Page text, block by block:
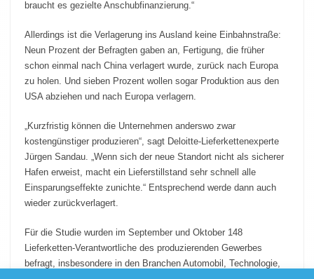
braucht es gezielte Anschubfinanzierung.“
Allerdings ist die Verlagerung ins Ausland keine Einbahnstraße:
Neun Prozent der Befragten gaben an, Fertigung, die früher
schon einmal nach China verlagert wurde, zurück nach Europa
zu holen. Und sieben Prozent wollen sogar Produktion aus den
USA abziehen und nach Europa verlagern.
„Kurzfristig können die Unternehmen anderswo zwar
kostengünstiger produzieren“, sagt Deloitte-Lieferkettenexperte
Jürgen Sandau. „Wenn sich der neue Standort nicht als sicherer
Hafen erweist, macht ein Lieferstillstand sehr schnell alle
Einsparungseffekte zunichte.“ Entsprechend werde dann auch
wieder zurückverlagert.
Für die Studie wurden im September und Oktober 148
Lieferketten-Verantwortliche des produzierenden Gewerbes
befragt, insbesondere in den Branchen Automobil, Technologie,